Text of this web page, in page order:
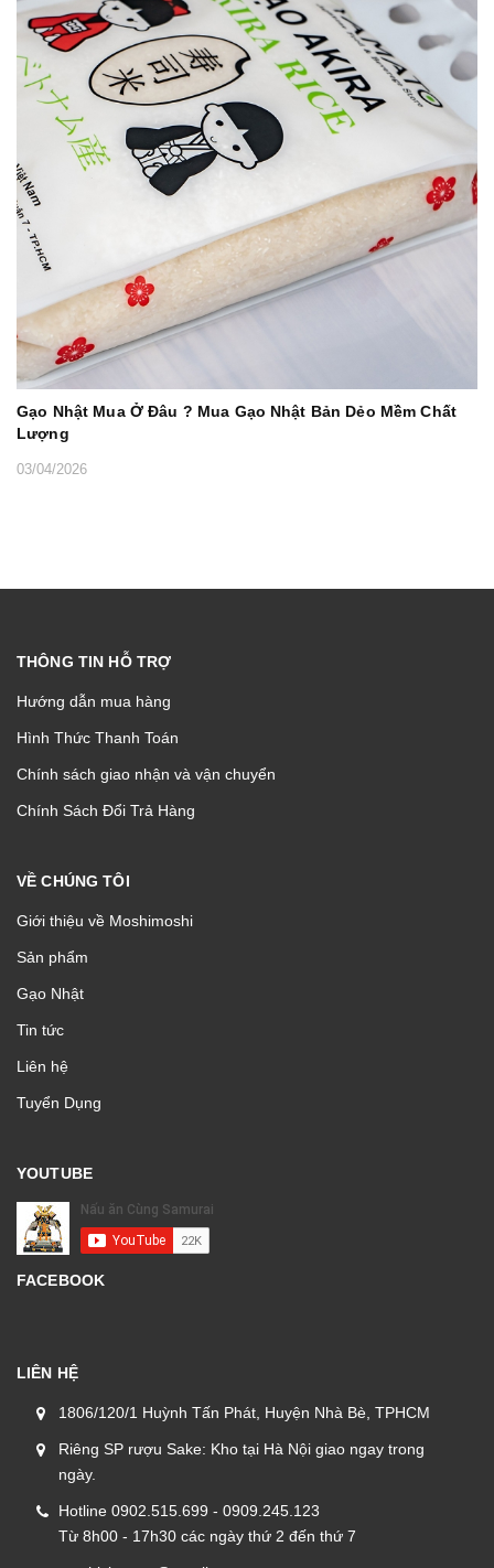
Gạo Nhật Mua Ở Đâu ? Mua Gạo Nhật Bản Dẻo Mềm Chất
Lượng
03/04/2026
THÔNG TIN HỖ TRỢ
Hướng dẫn mua hàng
Hình Thức Thanh Toán
Chính sách giao nhận và vận chuyển
Chính Sách Đổi Trả Hàng
VỀ CHÚNG TÔI
Giới thiệu về Moshimoshi
Sản phẩm
Gạo Nhật
Tin tức
Liên hệ
Tuyển Dụng
YOUTUBE
FACEBOOK
LIÊN HỆ
1806/120/1 Huỳnh Tấn Phát, Huyện Nhà Bè, TPHCM
Riêng SP rượu Sake: Kho tại Hà Nội giao ngay trong
ngày.
Hotline 0902.515.699 - 0909.245.123
Từ 8h00 - 17h30 các ngày thứ 2 đến thứ 7